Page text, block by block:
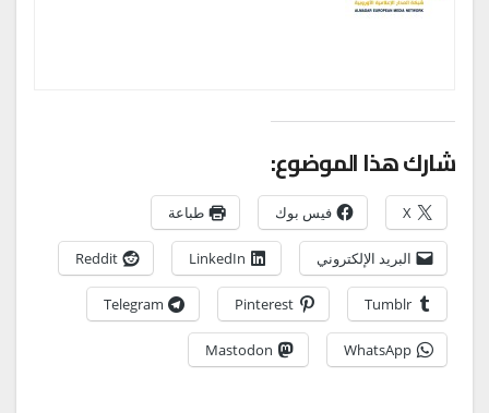
شارك هذا الموضوع:
X فيس بوك طباعة
البريد الإلكتروني LinkedIn
Reddit
Tumblr
Pinterest
Telegram
WhatsApp
Mastodon